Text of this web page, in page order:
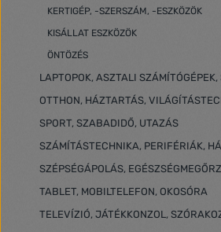
KERTIGÉP, -SZERSZÁM, -ESZKÖZÖK
KISÁLLAT ESZKÖZÖK
ÖNTÖZÉS
LAPTOPOK, ASZTALI
OTTHON, HÁZTARTÁS,
SPORT, SZABADIDŐ, UTAZÁS
SZÁMÍTÁSTECHNIKA, PERIFÉRIÁK,
SZÉPSÉGÁPOLÁS,
TABLET, MOBILTELEFON, OKOSÓRA
TELEVÍZIÓ, JÁTÉKKONZOL,